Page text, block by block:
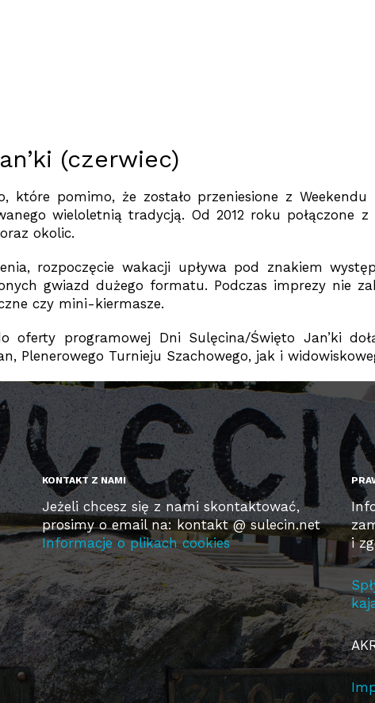
(czerwiec)
pomimo, że zostało przeniesione z
wieloletnią tradycją. Od 2012 roku połączone z
okolic.
rozpoczęcie wakacji upływa pod znakiem
gwiazd dużego formatu. Podczas imprezy nie
czy mini-kiermasze.
oferty programowej Dni Sulęcina/Święto Jan’ki
Plenerowego Turnieju Szachowego, jak i
KONTAKT Z NAMI
Jeżeli chcesz się z nami skontaktować,
prosimy o email na: kontakt @ sulecin.net
Informacje o plikach cookies
i